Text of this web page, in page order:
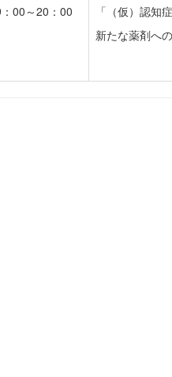
00～20：00
「（仮）認知
新たな薬剤へ